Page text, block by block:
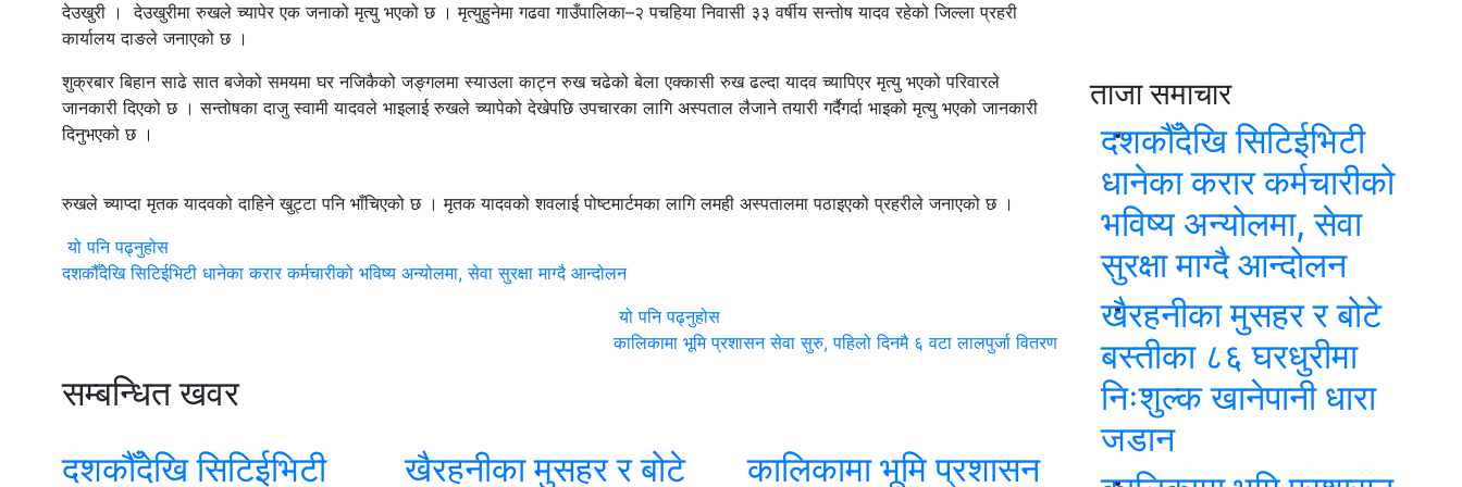
देउखुरी । देउखुरीमा रुखले च्यापेर एक जनाको मृत्यु भएको छ । मृत्युहुनेमा गढवा गाउँपालिका–२ पचहिया निवासी ३३ वर्षीय सन्तोष यादव रहेको जिल्ला प्रहरी
कार्यालय दाङले जनाएको छ ।
शुक्रबार बिहान साढे सात बजेको समयमा घर नजिकैको जङ्गलमा स्याउला काट्न रुख चढेको बेला एक्कासी रुख ढल्दा यादव च्यापिएर मृत्यु भएको परिवारले
जानकारी दिएको छ । सन्तोषका दाजु स्वामी यादवले भाइलाई रुखले च्यापेको देखेपछि उपचारका लागि अस्पताल लैजाने तयारी गर्दैगर्दा भाइको मृत्यु भएको जानकारी
दिनुभएको छ ।
रुखले च्याप्दा मृतक यादवको दाहिने खुट्टा पनि भाँचिएको छ । मृतक यादवको शवलाई पोष्टमार्टमका लागि लमही अस्पतालमा पठाइएको प्रहरीले जनाएको छ ।
यो पनि पढ्नुहोस
दशकौँदेखि सिटिईभिटी धानेका करार कर्मचारीको भविष्य अन्योलमा, सेवा सुरक्षा माग्दै आन्दोलन
यो पनि पढ्नुहोस
कालिकामा भूमि प्रशासन सेवा सुरु, पहिलो दिनमै ६ वटा लालपुर्जा वितरण
सम्बन्धित खवर
दशकौँदेखि सिटिईभिटी
खैरहनीका मुसहर र बोटे कालिकामा भूमि प्रशासन
ताजा समाचार
दशकौँदेखि सिटिईभिटी
धानेका करार कर्मचारीको
भविष्य अन्योलमा, सेवा
सुरक्षा माग्दै आन्दोलन
खैरहनीका मुसहर र बोटे
बस्तीका ८६ घरधुरीमा
निःशुल्क खानेपानी धारा
जडान